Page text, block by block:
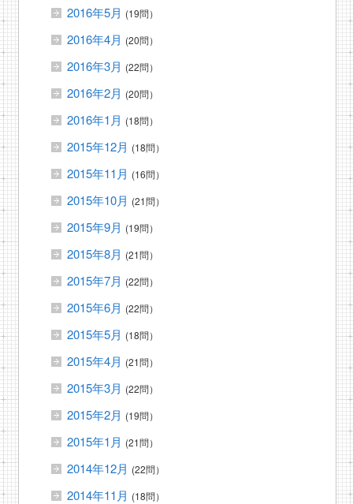
2016年5月 (19問）
2016年4月 (20問）
2016年3月 (22問）
2016年2月 (20問）
2016年1月 (18問）
2015年12月 (18問）
2015年11月 (16問）
2015年10月 (21問）
2015年9月 (19問）
2015年8月 (21問）
2015年7月 (22問）
2015年6月 (22問）
2015年5月 (18問）
2015年4月 (21問）
2015年3月 (22問）
2015年2月 (19問）
2015年1月 (21問）
2014年12月 (22問）
2014年11月 (18問）